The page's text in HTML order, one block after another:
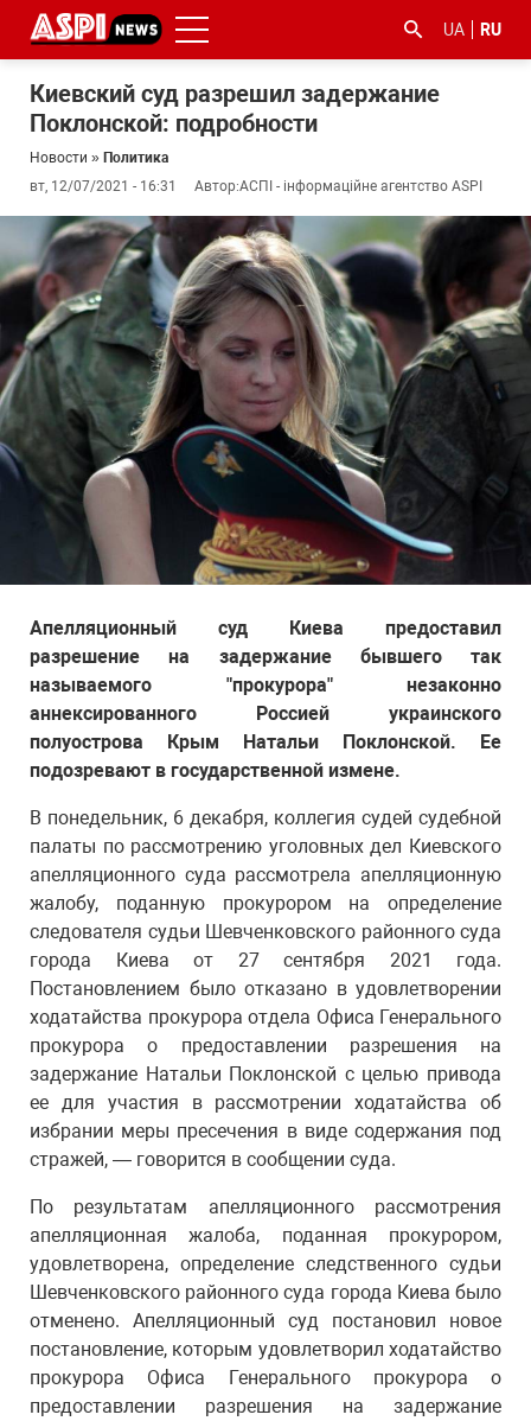
UA RU
Киевский суд разрешил задержание
Поклонской: подробности
Новости » Политика
вт, 12/07/2021 - 16:31
Автор:АСПІ - інформаційне агентство ASPI
Апелляционный суд Киева предоставил
разрешение на задержание бывшего так
называемого "прокурора" незаконно
аннексированного Россией украинского
полуострова Крым Натальи Поклонской. Ее
подозревают в государственной измене.
В понедельник, 6 декабря, коллегия судей судебной
палаты по рассмотрению уголовных дел Киевского
апелляционного суда рассмотрела апелляционную
жалобу, поданную прокурором на определение
следователя судьи Шевченковского районного суда
города Киева от 27 сентября 2021 года.
Постановлением было отказано в удовлетворении
ходатайства прокурора отдела Офиса Генерального
прокурора о предоставлении разрешения на
задержание Натальи Поклонской с целью привода
ее для участия в рассмотрении ходатайства об
избрании меры пресечения в виде содержания под
стражей, — говорится в сообщении суда.
По результатам апелляционного рассмотрения
апелляционная жалоба, поданная прокурором,
удовлетворена, определение следственного судьи
Шевченковского районного суда города Киева было
отменено. Апелляционный суд постановил новое
постановление, которым удовлетворил ходатайство
прокурора Офиса Генерального прокурора о
предоставлении разрешения на задержание
#ООС
#боротьба
з
корупцією
#гфс #Киев #коронавірус